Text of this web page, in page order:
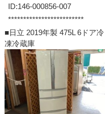
ID:146-000856-007
*************************
■日立 2019年製 475L 6ドア冷
凍冷蔵庫